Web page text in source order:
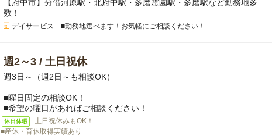
【府中市】分倍河原駅・北府中駅・多磨霊園駅・多磨駅など勤務地多
数！
デイサービス ■勤務地選べます！お気軽にご相談ください！
週2～3 / 土日祝休
週3日～（週2日～も相談OK）
■曜日固定の相談OK！
■希望の曜日があればご相談ください！
休日休暇
土日祝休みもOK！
■産休・育休取得実績あり